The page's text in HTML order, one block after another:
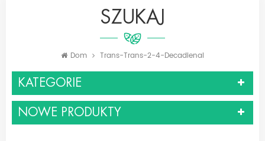
SZUKAJ
Dom Trans-Trans-2-4-Decadienal
KATEGORIE
NOWE PRODUKTY